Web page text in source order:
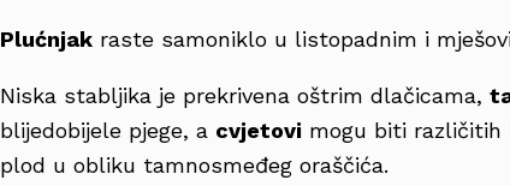
Plućnjak raste samoniklo u listopadnim i
Niska stabljika je prekrivena oštrim dlačicama,
blijedobijele pjege, a cvjetovi mogu biti različitih
plod u obliku tamnosmeđeg oraščića.